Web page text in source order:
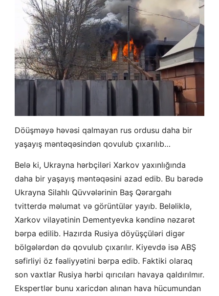
Döüşməyə həvəsi qalmayan rus ordusu daha bir
yaşayış məntəqəsindən qovulub çıxarılıb…
Belə ki, Ukrayna hərbçiləri Xarkov yaxınlığında
daha bir yaşayış məntəqəsini azad edib. Bu barədə
Ukrayna Silahlı Qüvvələrinin Baş Qərargahı
tvitterdə məlumat və görüntülər yayıb. Beləliklə,
Xarkov vilayətinin Dementyevka kəndinə nəzarət
bərpa edilib. Hazırda Rusiya döyüşçüləri digər
bölgələrdən də qovulub çıxarılır. Kiyevdə isə ABŞ
səfirliyi öz fəaliyyətini bərpa edib. Faktiki olaraq
son vaxtlar Rusiya hərbi qırıcıları havaya qaldırılmır.
Ekspertlər bunu xaricdən alınan hava hücumundan